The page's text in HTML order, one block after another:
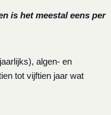
is het meestal eens per
algen- en
tot vijftien jaar wat